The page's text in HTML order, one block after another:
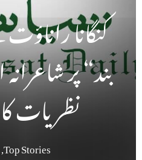
کنگانا
بند“ پر
نظریات
Top Stories
,